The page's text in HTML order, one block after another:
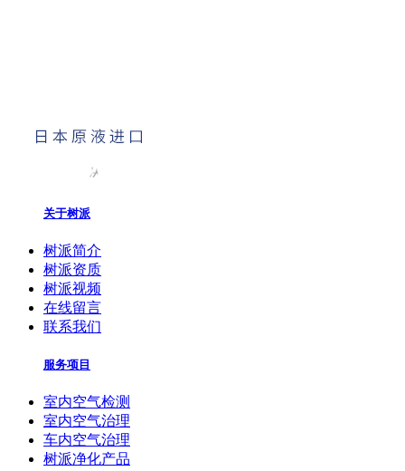
关于树派
树派简介
树派资质
树派视频
在线留言
联系我们
服务项目
室内空气检测
室内空气治理
车内空气治理
树派净化产品